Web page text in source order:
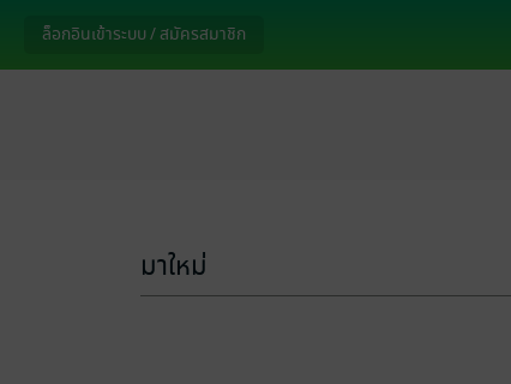
ล็อกอินเข้าระบบ / สมัครสมาชิก
มาใหม่